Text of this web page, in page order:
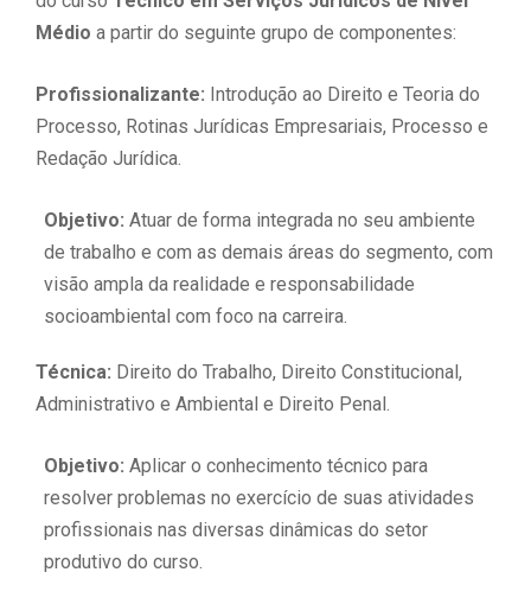
Médio a partir do seguinte grupo de componentes:
Profissionalizante: Introdução ao Direito e Teoria do
Processo, Rotinas Jurídicas Empresariais, Processo e
Redação Jurídica.
Objetivo: Atuar de forma integrada no seu ambiente
de trabalho e com as demais áreas do segmento, com
visão ampla da realidade e responsabilidade
socioambiental com foco na carreira.
Técnica: Direito do Trabalho, Direito Constitucional,
Administrativo e Ambiental e Direito Penal.
Objetivo: Aplicar o conhecimento técnico para
resolver problemas no exercício de suas atividades
profissionais nas diversas dinâmicas do setor
produtivo do curso.